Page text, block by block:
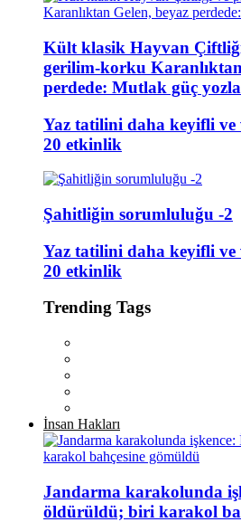
Kült klasik Hayvan
gerilim-korku
perdede: Mutlak güç
Yaz tatilini daha keyifli
20 etkinlik
Şahitliğin sorumluluğu -2
Yaz tatilini daha keyifli
20 etkinlik
Trending Tags
İnsan Hakları
Jandarma karakolunda
öldürüldü; biri karakol